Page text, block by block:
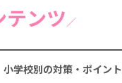
ンツ
小学校別の対策・ポイント